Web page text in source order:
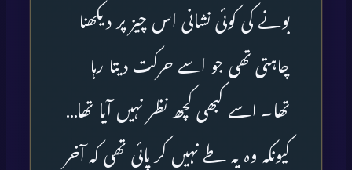
بونے کی کوئی نشانی اس چیز پر دیکھنا
چاہتی تھی جو اسے حرکت دیتا رہا
تھا۔ اسے کبھی کچھ نظر نہیں آیا تھا…
کیونکہ وہ یہ طے نہیں کر پائی تھی کہ آخر